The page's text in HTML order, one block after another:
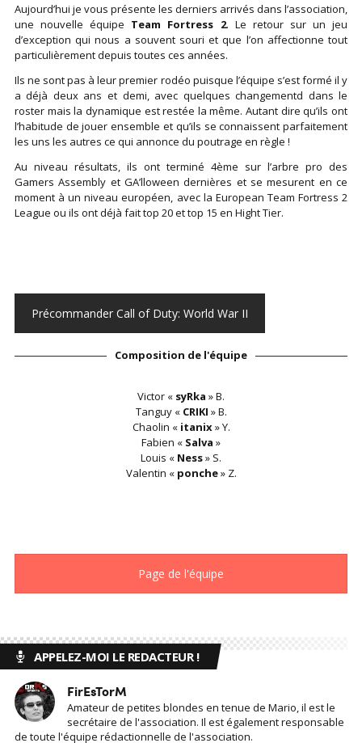
Aujourd’hui je vous présente les derniers arrivés dans l’association,
une nouvelle équipe Team Fortress 2. Le retour sur un jeu
d’exception qui nous a souvent souri et que l’on affectionne tout
particulièrement depuis toutes ces années.
Ils ne sont pas à leur premier rodéo puisque l’équipe s’est formé il y
a déjà deux ans et demi, avec quelques changementd dans le
roster mais la dynamique est restée la même. Autant dire qu’ils ont
l’habitude de jouer ensemble et qu’ils se connaissent parfaitement
les uns les autres ce qui annonce du poutrage en règle !
Au niveau résultats, ils ont terminé 4ème sur l’arbre pro des
Gamers Assembly et GA’lloween dernières et se mesurent en ce
moment à un niveau européen, avec la European Team Fortress 2
League ou ils ont déjà fait top 20 et top 15 en Hight Tier.
Précommander Call of Duty: World War II
Composition de l'équipe
Victor « syRka » B.
Tanguy « CRIKI » B.
Chaolin « itanix» Y.
Fabien « Salva »
Louis « Ness» S.
Valentin « ponche» Z.
Page de l'équipe
APPELEZ-MOI LE REDACTEUR !
FirEsTorM
Amateur de petites blondes en tenue de Mario, il est le
secrétaire de l'association. Il est également responsable
de toute l'équipe rédactionnelle de l'association.